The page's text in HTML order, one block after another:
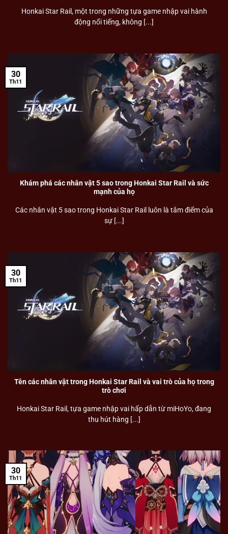
Honkai Star Rail, một trong những tựa game nhập vai hành
động nổi tiếng, không [...]
Khám phá các nhân vật 5 sao trong Honkai Star Rail và sức
mạnh của họ
Các nhân vật 5 sao trong Honkai Star Rail luôn là tâm điểm của
sự [...]
30
Th11
Tên các nhân vật trong Honkai Star Rail và vai trò của họ trong
trò chơi
Honkai Star Rail, tựa game nhập vai hấp dẫn từ miHoYo, đang
thu hút hàng [...]
30
Th11
30
Th11